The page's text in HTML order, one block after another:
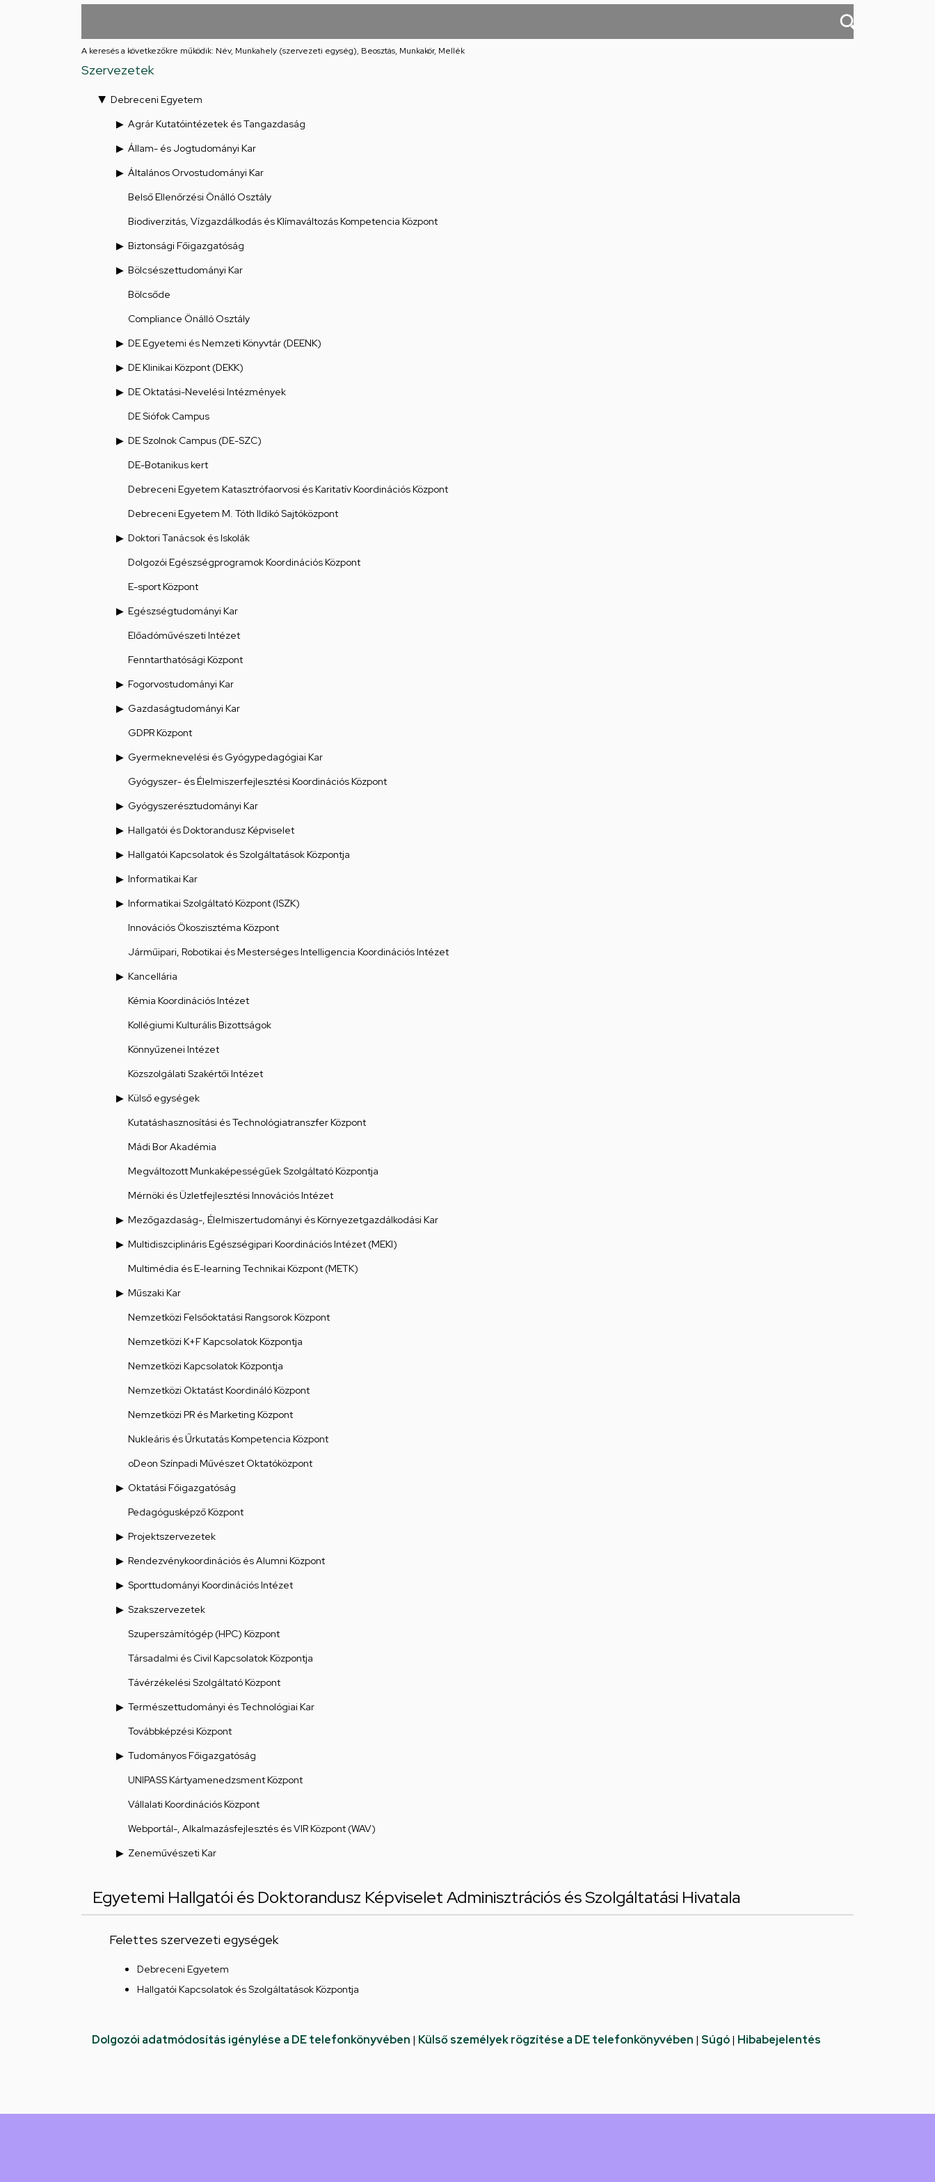
feladatellátási
A keresés a következőkre működik: Név, Munkahely (szervezeti egység), Beosztás, Munkakör, Mellék
Szervezetek
Debreceni Egyetem
Agrár Kutatóintézetek és Tangazdaság
Állam- és Jogtudományi Kar
Általános Orvostudományi Kar
Belső Ellenőrzési Önálló Osztály
Biodiverzitás, Vízgazdálkodás és Klímaváltozás Kompetencia Központ
Biztonsági Főigazgatóság
Bölcsészettudományi Kar
Bölcsőde
Compliance Önálló Osztály
DE Egyetemi és Nemzeti Könyvtár (DEENK)
DE Klinikai Központ (DEKK)
DE Oktatási-Nevelési Intézmények
DE Siófok Campus
DE Szolnok Campus (DE-SZC)
DE-Botanikus kert
Debreceni Egyetem Katasztrófaorvosi és Karitatív Koordinációs Központ
Debreceni Egyetem M. Tóth Ildikó Sajtóközpont
Doktori Tanácsok és Iskolák
Dolgozói Egészségprogramok Koordinációs Központ
E-sport Központ
Egészségtudományi Kar
Előadóművészeti Intézet
Fenntarthatósági Központ
Fogorvostudományi Kar
Gazdaságtudományi Kar
GDPR Központ
Gyermeknevelési és Gyógypedagógiai Kar
Gyógyszer- és Élelmiszerfejlesztési Koordinációs Központ
Gyógyszerésztudományi Kar
Hallgatói és Doktorandusz Képviselet
Hallgatói Kapcsolatok és Szolgáltatások Központja
Informatikai Kar
Informatikai Szolgáltató Központ (ISZK)
Innovációs Ökoszisztéma Központ
Járműipari, Robotikai és Mesterséges Intelligencia Koordinációs Intézet
Kancellária
Kémia Koordinációs Intézet
Kollégiumi Kulturális Bizottságok
Könnyűzenei Intézet
Közszolgálati Szakértői Intézet
Külső egységek
Kutatáshasznosítási és Technológiatranszfer Központ
Mádi Bor Akadémia
Megváltozott Munkaképességűek Szolgáltató Központja
Mérnöki és Üzletfejlesztési Innovációs Intézet
Mezőgazdaság-, Élelmiszertudományi és Környezetgazdálkodási Kar
Multidiszciplináris Egészségipari Koordinációs Intézet (MEKI)
Multimédia és E-learning Technikai Központ (METK)
Műszaki Kar
Nemzetközi Felsőoktatási Rangsorok Központ
Nemzetközi K+F Kapcsolatok Központja
Nemzetközi Kapcsolatok Központja
Nemzetközi Oktatást Koordináló Központ
Nemzetközi PR és Marketing Központ
Nukleáris és Űrkutatás Kompetencia Központ
oDeon Színpadi Művészet Oktatóközpont
Oktatási Főigazgatóság
Pedagógusképző Központ
Projektszervezetek
Rendezvénykoordinációs és Alumni Központ
Sporttudományi Koordinációs Intézet
Szakszervezetek
Szuperszámítógép (HPC) Központ
Társadalmi és Civil Kapcsolatok Központja
Távérzékelési Szolgáltató Központ
Természettudományi és Technológiai Kar
Továbbképzési Központ
Tudományos Főigazgatóság
UNIPASS Kártyamenedzsment Központ
Vállalati Koordinációs Központ
Webportál-, Alkalmazásfejlesztés és VIR Központ (WAV)
Zeneművészeti Kar
Egyetemi Hallgatói és Doktorandusz Képviselet Adminisztrációs és Szolgáltatási Hivatala
Felettes szervezeti egységek
Debreceni Egyetem
Hallgatói Kapcsolatok és Szolgáltatások Központja
Dolgozói adatmódosítás igénylése a DE telefonkönyvében | Külső személyek rögzítése a DE telefonkönyvében | Súgó| Hibabejelentés